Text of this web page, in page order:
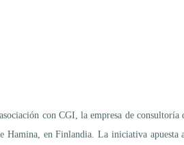
con CGI, la empresa de
Hamina, en Finlandia. La iniciativa